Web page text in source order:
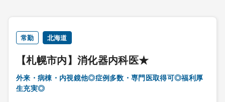
常勤 北海道
【札幌市内】消化器内科医★
外来・病棟・内視鏡他◎症例多数・専門医取得可◎福利厚
生充実◎